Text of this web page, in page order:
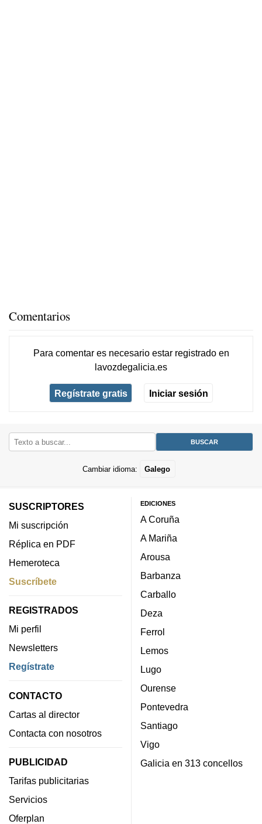
Comentarios
Para comentar es necesario estar registradoen
lavozdegalicia.es
Regístrate gratis Iniciar sesión
Cambiar idioma: Galego
SUSCRIPTORES
Mi suscripción
Réplica en PDF
Hemeroteca
Suscríbete
REGISTRADOS
Mi perfil
Newsletters
Regístrate
CONTACTO
Cartas al director
Contacta con nosotros
PUBLICIDAD
Tarifas publicitarias
Servicios
Oferplan
EDICIONES
A Coruña
A Mariña
Arousa
Barbanza
Carballo
Deza
Ferrol
Lemos
Lugo
Ourense
Pontevedra
Santiago
Vigo
Galicia en 313 concellos